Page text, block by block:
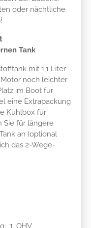
oder nächtliche
Tank
mit 1,1 Liter
noch leichter
im Boot für
eine Extrapackung
Kühlbox für
Sie für längere
an (optional
das 2-Wege-
1, OHV